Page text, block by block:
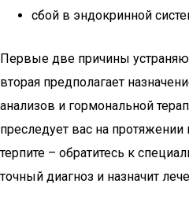
сбой в эндокринной
Первые две причины
вторая предполагает
анализов и гормональной
преследует вас на
терпите – обратитесь к
точный диагноз и назначит